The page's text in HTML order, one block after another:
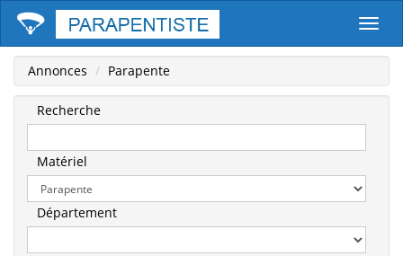
Annonces Parapente
Recherche
Matériel
Département